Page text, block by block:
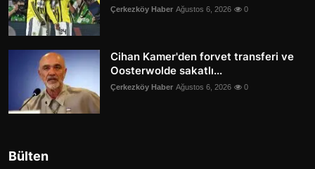
Çerkezköy Haber Ağustos 6, 2026 0
Cihan Kamer'den forvet transferi ve
Oosterwolde sakatlı...
Çerkezköy Haber Ağustos 6, 2026 0
Bülten